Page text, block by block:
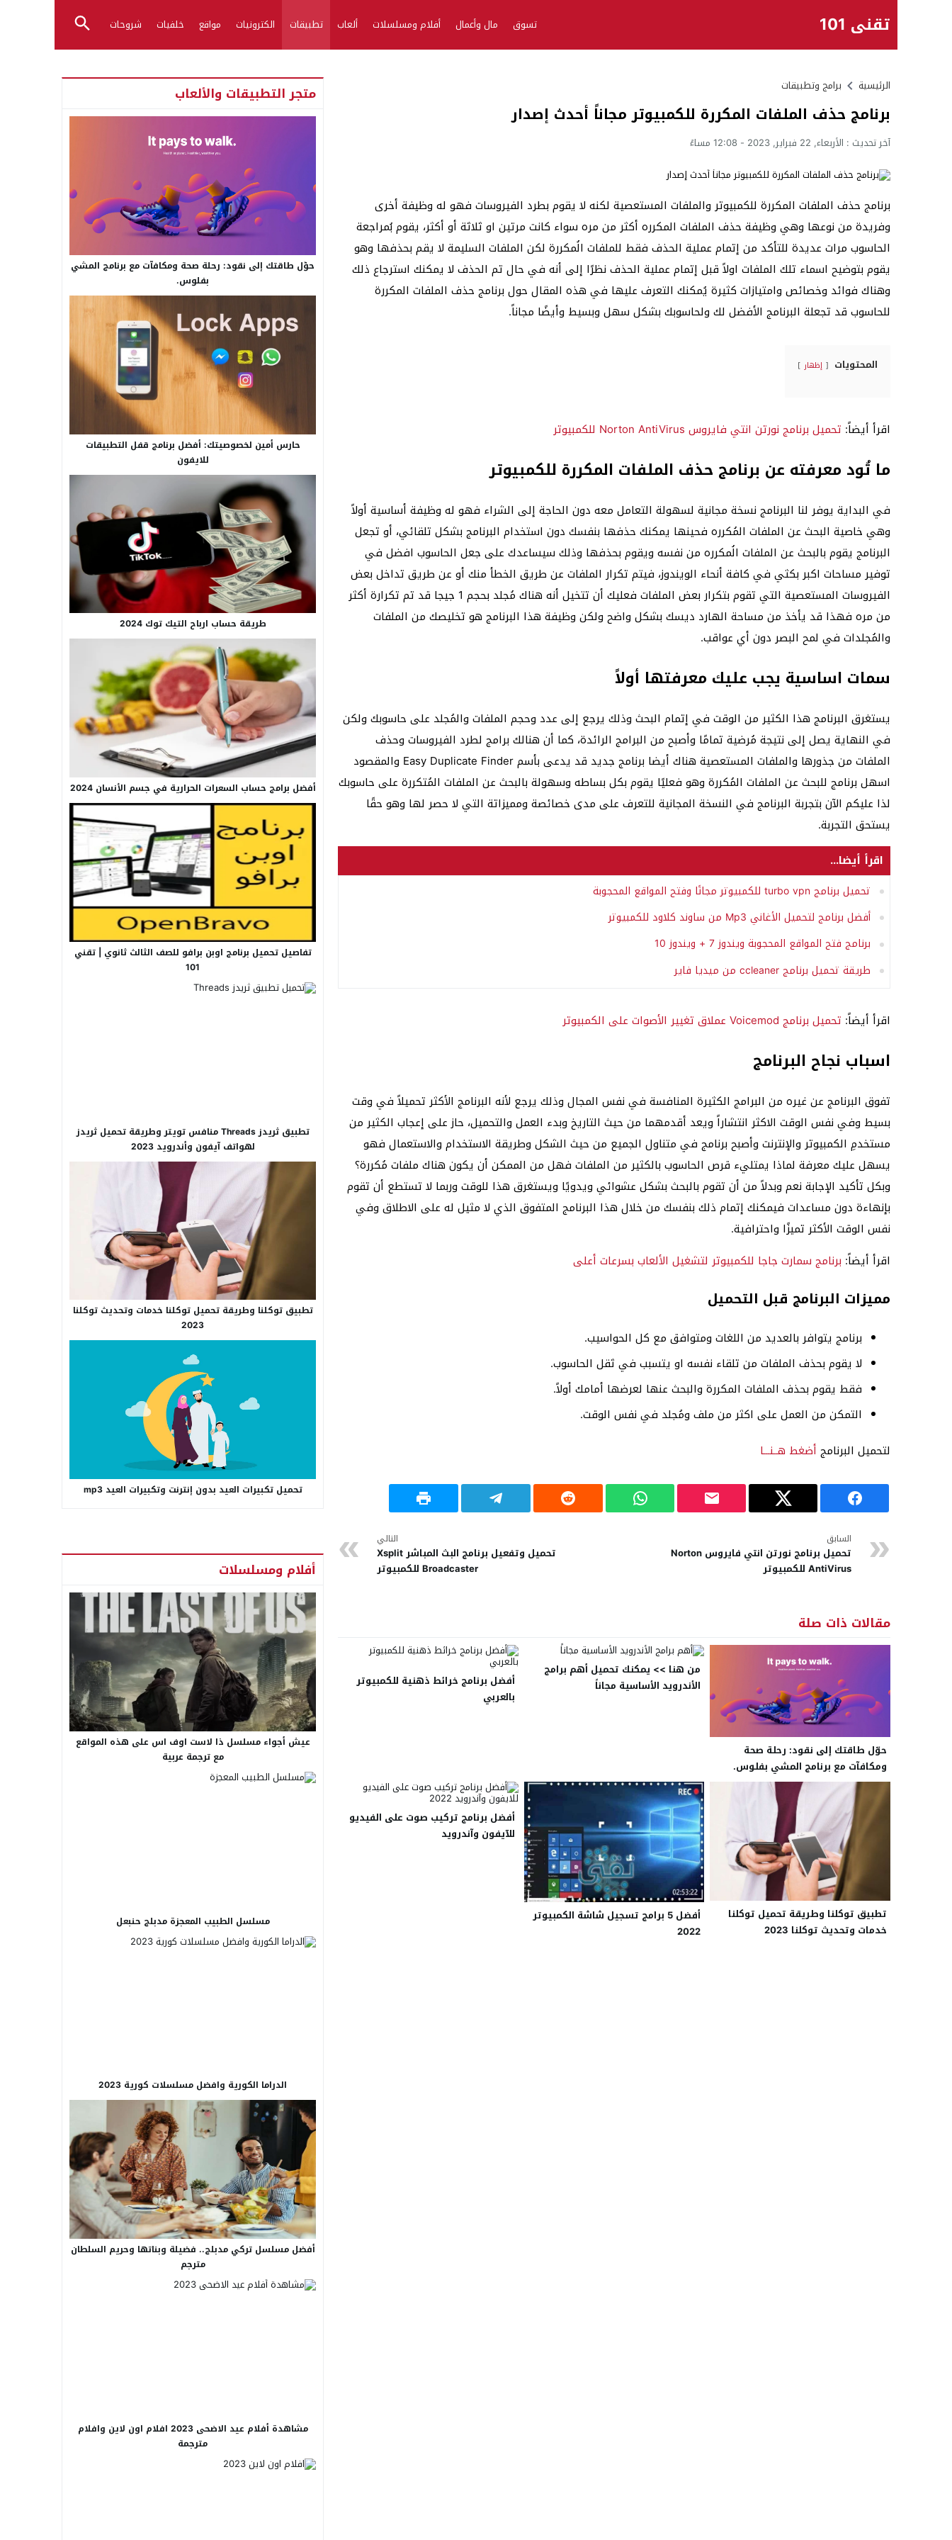
تقني 101 تسوق مال وأعمال أفلام ومسلسلات ألعاب تطبيقات الكترونيات مواقع خلفيات شروحات
الرئيسية برامج وتطبيقات
برنامج حذف الملفات المكررة للكمبيوتر مجاناً أحدث إصدار
آخر تحديث : الأربعاء, 22 فبراير, 2023 - 12:08 مساءً
برنامج حذف الملفات المكررة للكمبيوتر والملفات المستعصية لكنه لا يقوم بطرد الفيروسات فهو له وظيفة أخرى
وفريدة من نوعها وهي وظيفة حذف الملفات المكرره أكثر من مره سواء كانت مرتين او ثلاثة أو أكثر، يقوم بُمراجعة
الحاسوب مرات عديدة للتأكد من إتمام عملية الحذف فقط للملفات الُمكررة لكن الملفات السليمة لا يقم بحذفها وهو
يقوم بتوضيح اسماء تلك الملفات اولاً قبل إتمام عملية الحذف نظرًا إلى أنه في حال تم الحذف لا يمكنك استرجاع ذلك
وهناك فوائد وخصائص وامتيازات كثيرة يُمكنك التعرف عليها في هذه المقال حول برنامج حذف الملفات المكررة
للحاسوب قد تجعلة البرنامج الأفضل لك ولحاسوبك بشكل سهل وبسيط وأيضًا مجاناً.
المحتويات إظهار
اقرأ أيضاً: تحميل برنامج نورتن انتي فايروس Norton AntiVirus للكمبيوتر
ما تُود معرفته عن برنامج حذف الملفات المكررة للكمبيوتر
في البداية يوفر لنا البرنامج نسخة مجانية لسهولة التعامل معه دون الحاجة إلى الشراء فهو له وظيفة أساسية أولاً
وهي خاصية البحث عن الملفات المُكرره فحينها يمكنك حذفها بنفسك دون استخدام البرنامج بشكل تلقائي، أو تجعل
البرنامج يقوم بالبحث عن الملفات الُمكرره من نفسه ويقوم بحذفها وذلك سيساعدك على جعل الحاسوب افضل في
توفير مساحات اكبر بكثي في كافة أنحاء الويندوز، فيتم تكرار الملفات عن طريق الخطأ منك أو عن طريق تداخل بعض
الفيروسات المستعصية التي تقوم بتكرار بعض الملفات فعليك أن تتخيل أنه هناك مُجلد بحجم 1 جيجا قد تم تكرارة أكثر
من مره فهذا قد يأخذ من مساحة الهارد ديسك بشكل واضح ولكن وظيفة هذا البرنامج هو تخليصك من الملفات
والمُجلدات في لمح البصر دون أي عواقب.
سمات اساسية يجب عليك معرفتها أولاً
يستغرق البرنامج هذا الكثير من الوقت في إتمام البحث وذلك يرجع إلى عدد وحجم الملفات والمُجلد على حاسوبك ولكن
في النهاية يصل إلى نتيجة مُرضية تمامًا وأصبح من البرامج الرائدة، كما أن هنالك برامج لطرد الفيروسات وحذف
الملفات من جذورها والملفات المستعصية هناك أيضا برنامج جديد قد يدعى بأسم Easy Duplicate Finder والمقصود
اسهل برنامج للبحث عن الملفات المُكررة وهو فعليًا يقوم بكل بساطه وسهولة بالبحث عن الملفات المُتكررة على حاسوبك
لذا عليكم الآن بتجربة البرنامج في النسخة المجانية للتعرف على مدى خصائصة ومميزاتة التي لا حصر لها وهو حقًا
يستحق التجربة.
اقرأ أيضا...
تحميل برنامج turbo vpn للكمبيوتر مجانًا وفتح المواقع المحجوبة
أفضل برنامج لتحميل الأغاني Mp3 من ساوند كلاود للكمبيوتر
برنامج فتح المواقع المحجوبة ويندوز 7 + ويندوز 10
طريقة تحميل برنامج ccleaner من ميديا فاير
اقرأ أيضاً: تحميل برنامج Voicemod عملاق تغيير الأصوات على الكمبيوتر
اسباب نجاح البرنامج
تفوق البرنامج عن غيره من البرامج الكثيرة المنافسة في نفس المجال وذلك يرجع لأنه البرنامج الأكثر تحميلاً في وقت
بسيط وفي نفس الوقت الاكثر انتشاراً ويعد أقدمهما من حيث التاريخ وبدء العمل والتحميل، حاز على إعجاب الكثير من
مستخدمِ الكمبيوتر والإنترنت وأصبح برنامج في متناول الجميع من حيث الشكل وطريقة الاستخدام والاستعمال فهو
يسهل عليك معرفة لماذا يمتليء قرص الحاسوب بالكثير من الملفات فهل من الممكن أن يكون هناك ملفات مُكررة؟
وبكل تأكيد الإجابة نعم وبدلاً من أن تقوم بالبحث بشكل عشوائي ويدويًا ويستغرق هذا للوقت وربما لا تستطع أن تقوم
بإنهاءة دون مساعدات فيمكنك إتمام ذلك بنفسك من خلال هذا البرنامج المتفوق الذي لا مثيل له على الاطلاق وفي
نفس الوقت الأكثر تميزًا واحترافية.
اقرأ أيضاً: برنامج سمارت جاجا للكمبيوتر لتشغيل الألعاب بسرعات أعلى
مميزات البرنامج قبل التحميل
برنامج يتوافر بالعديد من اللغات ومتوافق مع كل الحواسيب.
لا يقوم بحذف الملفات من تلقاء نفسه او يتسبب في ثقل الحاسوب.
فقط يقوم بحذف الملفات المكررة والبحث عنها لعرضها أمامك أولاً.
التمكن من العمل على اكثر من ملف ومُجلد في نفس الوقت.
لتحميل البرنامج أضغط هــنـــا
السابق
تحميل برنامج نورتن انتي فايروس Norton
AntiVirus للكمبيوتر
التالي
تحميل وتفعيل برنامج البث المباشر Xsplit
Broadcaster للكمبيوتر
مقالات ذات صلة
حوّل طاقتك إلى نقود: رحلة صحة
ومكافآت مع برنامج المشي بفلوس.
من هنا >> يمكنك تحميل أهم برامج
الأندرويد الأساسية مجاناً
أفضل برنامج خرائط ذهنية للكمبيوتر
بالعربي
تطبيق توكلنا وطريقة تحميل توكلنا
خدمات وتحديث توكلنا 2023
أفضل 5 برامج تسجيل شاشة الكمبيوتر
2022
أفضل برنامج تركيب صوت على الفيديو
للآيفون وآندرويد
متجر التطبيقات والألعاب
حوّل طاقتك إلى نقود: رحلة صحة ومكافآت مع برنامج المشي
بفلوس.
حارس أمين لخصوصيتك: أفضل برنامج قفل التطبيقات
للايفون
طريقة حساب ارباح التيك توك 2024
أفضل برامج حساب السعرات الحرارية في جسم الأنسان 2024
تفاصيل تحميل برنامج اوبن برافو للصف الثالث ثانوي | تقني
101
تطبيق ثريدز Threads منافس تويتر وطريقة تحميل ثريدز
لهواتف آيفون وأندرويد 2023
تطبيق توكلنا وطريقة تحميل توكلنا خدمات وتحديث توكلنا
2023
تحميل تكبيرات العيد بدون إنترنت وتكبيرات العيد mp3
أفلام ومسلسلات
عيش أجواء مسلسل ذا لاست اوف اس على هذه المواقع
مع ترجمة عربية
مسلسل الطبيب المعجزة مدبلج حنبعل
الدراما الكورية وافضل مسلسلات كورية 2023
أفضل مسلسل تركي مدبلج.. فضيلة وبناتها وحريم السلطان
مترجم
مشاهدة أفلام عيد الاضحى 2023 افلام اون لاين وافلام
مترجمة